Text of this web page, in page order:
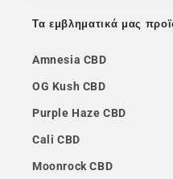
Τα εμβληματικά μας
Amnesia CBD
OG Kush CBD
Purple Haze CBD
Cali CBD
Moonrock CBD